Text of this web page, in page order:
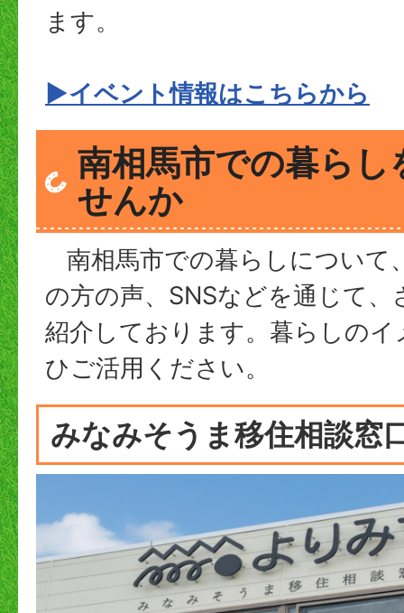
ます。
▶イベント情報はこちらから
南相馬市での暮らし
せんか
南相馬市での暮らしについて
の方の声、SNSなどを通じて
紹介しております。暮らしの
ひご活用ください。
みなみそうま移住相談窓